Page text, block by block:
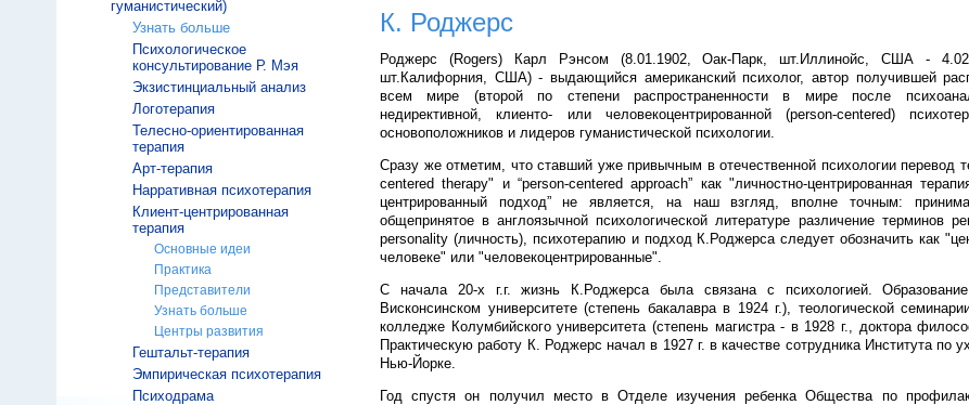
гуманистический)
Узнать больше
Психологическое
консультирование Р. Мэя
Экзистинциальный анализ
Логотерапия
Телесно-ориентированная
терапия
Арт-терапия
Нарративная психотерапия
Клиент-центрированная
терапия
Основные идеи
Практика
Представители
Узнать больше
Центры развития
Гештальт-терапия
Эмпирическая психотерапия
Психодрама
К. Роджерс
Роджерс (Rogers) Карл Рэнсом (8.01.1902, Оак-Парк, шт.Иллинойс, США -
шт.Калифорния, США) - выдающийся американский психолог, автор получившей
всем мире (второй по степени распространенности в мире после
недирективной, клиенто- или человекоцентрированной (person-centered)
основоположников и лидеров гуманистической психологии.
Сразу же отметим, что ставший уже привычным в отечественной психологии перевод
centered therapy" и “person-centered approach” как "личностно-центрированная
центрированный подход” не является, на наш взгляд, вполне точным:
общепринятое в англоязычной психологической литературе различение терминов
personality (личность), психотерапию и подход К.Роджерса следует обозначить как
человеке" или "человекоцентрированные".
С начала 20-х г.г. жизнь К.Роджерса была связана с психологией.
Висконсинском университете (степень бакалавра в 1924 г.), теологической
колледже Колумбийского университета (степень магистра - в 1928 г., доктора
Практическую работу К. Роджерс начал в 1927 г. в качестве сотрудника Института по
Нью-Йорке.
Год спустя он получил место в Отделе изучения ребенка Общества по